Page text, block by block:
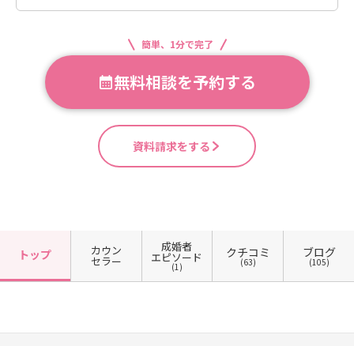
簡単、1分で完了
無料相談を予約する
資料請求をする
トップ カウン
セラー
成婚者
エピソード
(1)
クチコミ
(63)
ブログ
(105)